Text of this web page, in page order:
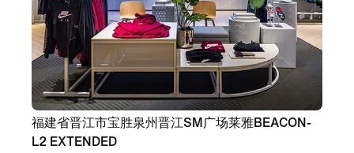
福建省晋江市宝胜泉州晋江SM广场莱雅BEACON-
L2 EXTENDED